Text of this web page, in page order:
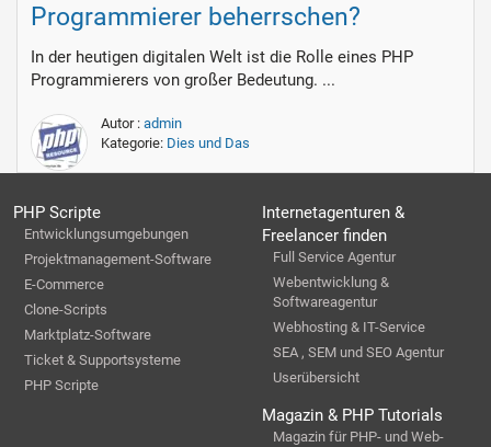
Programmierer beherrschen?
In der heutigen digitalen Welt ist die Rolle eines PHP
Programmierers von großer Bedeutung. ...
Autor : admin
Kategorie: Dies und Das
PHP Scripte
Entwicklungsumgebungen
Projektmanagement-Software
E-Commerce
Clone-Scripts
Marktplatz-Software
Ticket & Supportsysteme
PHP Scripte
Internetagenturen &
Freelancer finden
Full Service Agentur
Webentwicklung &
Softwareagentur
Webhosting & IT-Service
SEA , SEM und SEO Agentur
Userübersicht
Magazin & PHP Tutorials
Magazin für PHP- und Web-